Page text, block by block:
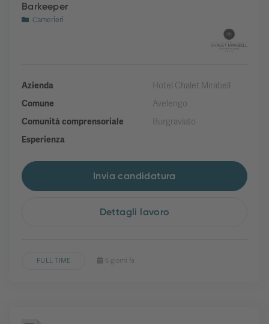
Barkeeper
Camerieri
Azienda
Hotel Chalet Mirabell
Comune
Avelengo
Comunità comprensoriale
Burgraviato
Esperienza
Invia candidatura
Dettagli lavoro
FULL TIME 6 giorni fa